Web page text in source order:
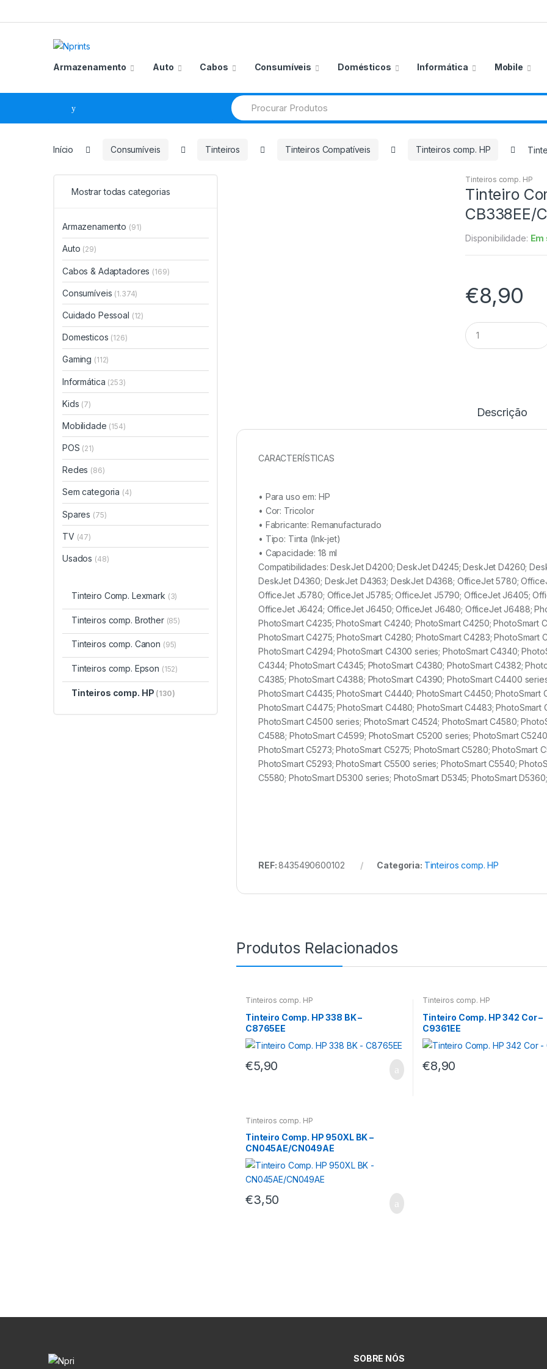
para
para
Armazenamento Auto Cabos Consumíveis Domésticos Informática Mobile
Procurar
por:
Início Consumíveis Tinteiros Tinteiros Compatíveis Tinteiros comp. HP
Tinteiros comp. HP
Tinteiro
CB338EE/
Disponibilidade:
€8,90
Tinteiro
Comp.
HP
Descrição
CARACTERÍSTICAS
• Para uso em: HP
• Cor: Tricolor
• Fabricante:Remanufacturado
• Tipo: Tinta (Ink-jet)
• Capacidade:18 ml
Compatibilidades: DeskJet D4200; DeskJet D4245; DeskJet D4260;
DeskJet D4360; DeskJet D4363; DeskJet D4368; OfficeJet 5780;
OfficeJet J5780; OfficeJet J5785; OfficeJet J5790; OfficeJet J6405;
OfficeJet J6424; OfficeJet J6450; OfficeJet J6480; OfficeJet J6488;
PhotoSmart C4235; PhotoSmart C4240; PhotoSmart C4250; PhotoSmart
PhotoSmart C4275; PhotoSmart C4280; PhotoSmart C4283; PhotoSmart
PhotoSmart C4294; PhotoSmart C4300 series; PhotoSmart C4340;
C4344; PhotoSmart C4345; PhotoSmart C4380; PhotoSmart C4382;
C4385; PhotoSmart C4388; PhotoSmart C4390; PhotoSmart C4400
PhotoSmart C4435; PhotoSmart C4440; PhotoSmart C4450;
PhotoSmart C4475; PhotoSmart C4480; PhotoSmart C4483;
PhotoSmart C4500 series; PhotoSmart C4524; PhotoSmart C4580;
C4588; PhotoSmart C4599; PhotoSmart C5200 series; PhotoSmart
PhotoSmart C5273; PhotoSmart C5275; PhotoSmart C5280; PhotoSmart
PhotoSmart C5293; PhotoSmart C5500 series; PhotoSmart C5540;
C5580; PhotoSmart D5300 series; PhotoSmart D5345; PhotoSmart
REF:8435490600102 Categoria: Tinteiros comp. HP
Produtos Relacionados
Tinteiros comp. HP
Tinteiro Comp. HP 338 BK –
C8765EE
€5,90
Tinteiros comp. HP
Tinteiro Comp. HP 342 Cor –
C9361EE
€8,90
Tinteiros comp. HP
Tinteiro Comp. HP 950XL BK –
CN045AE/CN049AE
€3,50
Mostrar todas categorias
Armazenamento (91)
Auto (29)
Cabos & Adaptadores (169)
Consumíveis (1.374)
Cuidado Pessoal (12)
Domesticos (126)
Gaming (112)
Informática (253)
Kids (7)
Mobilidade (154)
POS (21)
Redes (86)
Sem categoria (4)
Spares (75)
TV (47)
Usados (48)
Tinteiro Comp. Lexmark (3)
Tinteiros comp. Brother (85)
Tinteiros comp. Canon (95)
Tinteiros comp. Epson (152)
Tinteiros comp. HP (130)
SOBRE NÓS